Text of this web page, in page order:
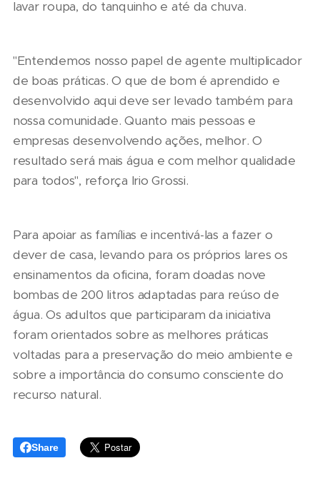
lavar roupa, do tanquinho e até da chuva.
"Entendemos nosso papel de agente multiplicador
de boas práticas. O que de bom é aprendido e
desenvolvido aqui deve ser levado também para
nossa comunidade. Quanto mais pessoas e
empresas desenvolvendo ações, melhor. O
resultado será mais água e com melhor qualidade
para todos", reforça Irio Grossi.
Para apoiar as famílias e incentivá-las a fazer o
dever de casa, levando para os próprios lares os
ensinamentos da oficina, foram doadas nove
bombas de 200 litros adaptadas para reúso de
água. Os adultos que participaram da iniciativa
foram orientados sobre as melhores práticas
voltadas para a preservação do meio ambiente e
sobre a importância do consumo consciente do
recurso natural.
Share